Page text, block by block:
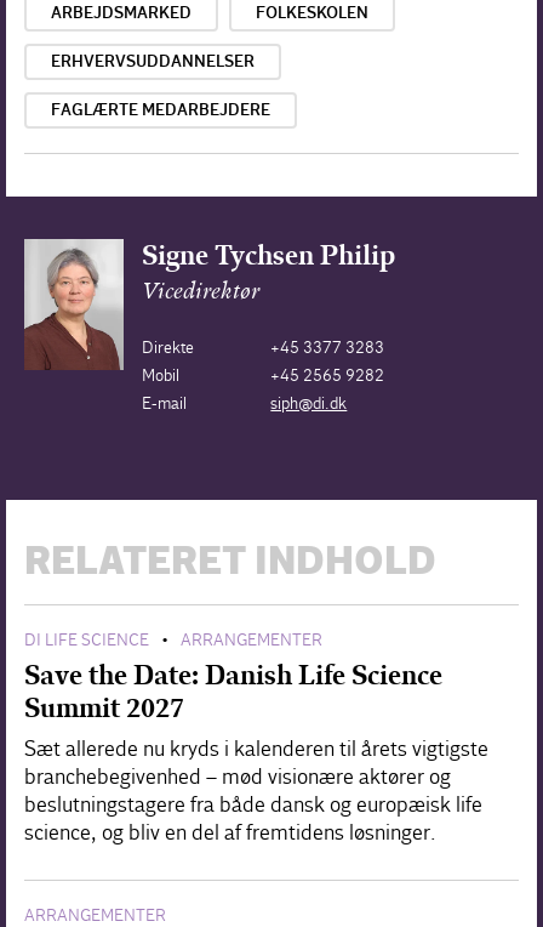
ARBEJDSMARKED FOLKESKOLEN
ERHVERVSUDDANNELSER
FAGLÆRTE MEDARBEJDERE
Signe Tychsen Philip
Vicedirektør
Direkte
+45 3377 3283
Mobil
+45 2565 9282
E-mail
siph@di.dk
RELATERET INDHOLD
DI LIFE SCIENCE • ARRANGEMENTER
Save the Date: Danish Life Science
Summit 2027
Sæt allerede nu kryds i kalenderen til årets vigtigste
branchebegivenhed – mød visionære aktører og
beslutningstagere fra både dansk og europæisk life
science, og bliv en del af fremtidens løsninger.
ARRANGEMENTER